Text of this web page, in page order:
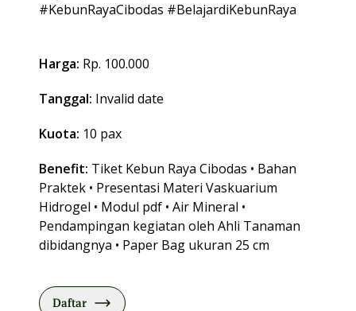
#KebunRayaCibodas #BelajardiKebunRaya
Harga: Rp. 100.000
Tanggal: Invalid date
Kuota: 10 pax
Benefit: Tiket Kebun Raya Cibodas • Bahan
Praktek • Presentasi Materi Vaskuarium
Hidrogel • Modul pdf • Air Mineral •
Pendampingan kegiatan oleh Ahli Tanaman
dibidangnya • Paper Bag ukuran 25 cm
Daftar